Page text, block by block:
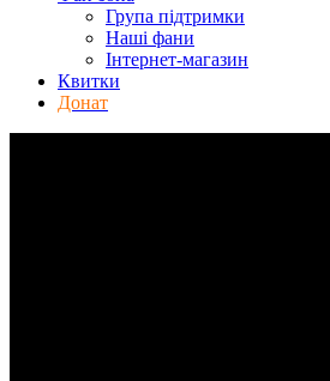
Група підтримки
Наші фани
Інтернет-магазин
Квитки
Донат